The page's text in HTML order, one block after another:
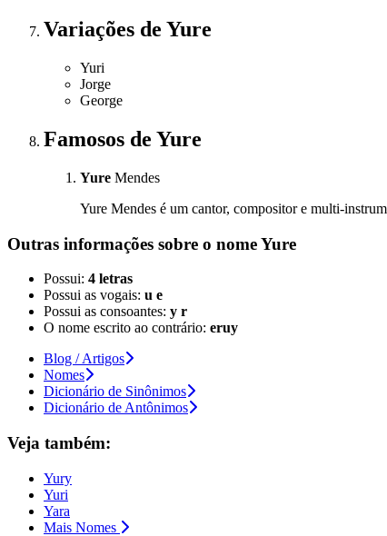
Variações de Yure
Yuri
Jorge
George
Famosos de Yure
Yure Mendes
Yure Mendes é um cantor, compositor e multi-
Outras informações sobre o nomeYure
Possui: 4 letras
Possui as vogais: u e
Possui as consoantes: y r
O nome escrito ao contrário: eruy
Blog / Artigos
Nomes
Dicionário de Sinônimos
Dicionário de Antônimos
Veja também:
Yury
Yuri
Yara
Mais Nomes